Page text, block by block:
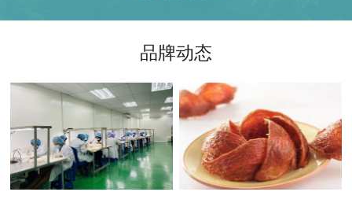
品牌动态